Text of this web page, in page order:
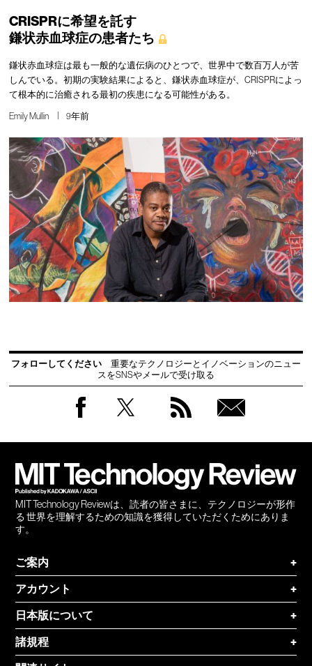
CRISPRに希望を託す
鎌状赤血球症の患者たち
鎌状赤血球症は最も一般的な遺伝病のひとつで、世界中で数百万人が苦
しんでいる。初期の実験結果によると、鎌状赤血球症が、CRISPRによっ
て根本的に治癒される最初の疾患になる可能性がある。
Emily Mullin 9年前
フォローしてください
重要なテクノロジーとイノベーションのニュー
スをSNSやメールで受け取る
MIT Technology Reviewは、読者の皆さまに、テクノロジーが形作
る 世界を理解するための知識を獲得していただくためにありま
す。
ご案内
+
アカウント
+
日本版について
+
諸規程
+